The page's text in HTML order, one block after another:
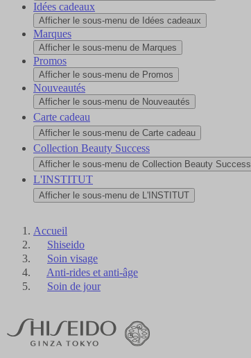
Idées cadeaux
Afficher le sous-menu de Idées cadeaux
Marques
Afficher le sous-menu de Marques
Promos
Afficher le sous-menu de Promos
Nouveautés
Afficher le sous-menu de Nouveautés
Carte cadeau
Afficher le sous-menu de Carte cadeau
Collection Beauty Success
Afficher le sous-menu de Collection Beauty Success
L'INSTITUT
Afficher le sous-menu de L'INSTITUT
Accueil
Shiseido
Soin visage
Anti-rides et anti-âge
Soin de jour